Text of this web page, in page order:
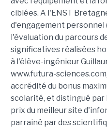
ciblées. A l'ENST
d'engagement personnel
l'évaluation du parcours
significatives réalisées
à l'élève-ingénieur
www.futura-
accrédité du bonus
scolarité, et distingué par
prix du meilleur site
parrainé par des